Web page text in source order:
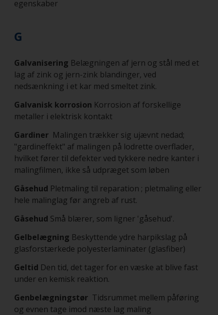
egenskaber
G
Galvanisering Belægningen af jern og stål med et
lag af zink og jern-zink blandinger, ved
nedsænkning i et kar med smeltet zink.
Galvanisk korrosion Korrosion af forskellige
metaller i elektrisk kontakt
Gardiner Malingen trækker sig ujævnt nedad;
"gardineffekt" af malingen på lodrette overflader,
hvilket fører til defekter ved tykkere nedre kanter i
malingfilmen, ikke så udpræget som løben
Gåsehud Pletmaling til reparation ; pletmaling eller
hele malinglag før angreb af rust.
Gåsehud Små blærer, som ligner 'gåsehud'.
Gelbelægning Beskyttende ydre harpikslag på
glasforstærkede polyesterlaminater (glasfiber)
Geltid Den tid, det tager for en væske at blive fast
under en kemisk reaktion.
Genbelægningstør Tidsrummet mellem påføring
og evnen tage imod næste lag maling